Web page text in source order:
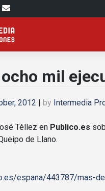
mil
2012 | by Intermedia
Téllez en Publico.es
de Llano.
espana/443787/mas-